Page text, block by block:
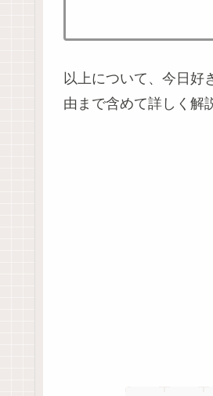
以上について、今日好
由まで含めて詳しく解